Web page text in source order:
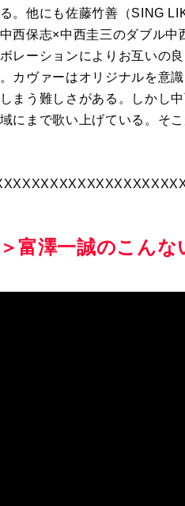
。他にも佐藤竹善（SING
西保志×中西圭三のダブル中
レーションによりお互いの
カヴァーはオリジナルを意
まう難しさがある。しかし
にまで歌い上げている。そ
富澤一誠のこん